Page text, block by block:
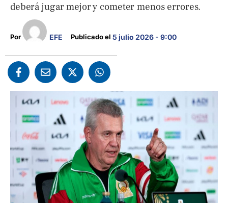
deberá jugar mejor y cometer menos errores.
Por EFE Publicado el 5 julio 2026 - 9:00